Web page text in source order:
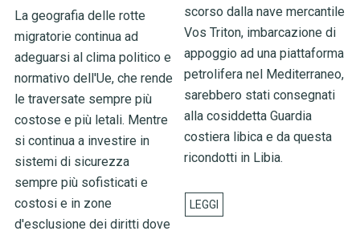
La geografia delle rotte
migratorie continua ad
adeguarsi al clima politico e
normativo dell'Ue, che rende
le traversate sempre più
costose e più letali. Mentre
si continua a investire in
sistemi di sicurezza
sempre più sofisticati e
costosi e in zone
d'esclusione dei diritti dove
scorso dalla nave mercantile
Vos Triton, imbarcazione di
appoggio ad una piattaforma
petrolifera nel Mediterraneo,
sarebbero stati consegnati
alla cosiddetta Guardia
costiera libica e da questa
ricondotti in Libia.